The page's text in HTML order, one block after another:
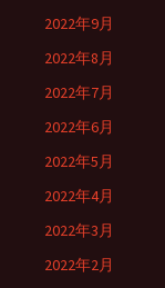
2022年9月
2022年8月
2022年7月
2022年6月
2022年5月
2022年4月
2022年3月
2022年2月